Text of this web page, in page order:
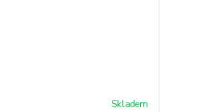
Skladem